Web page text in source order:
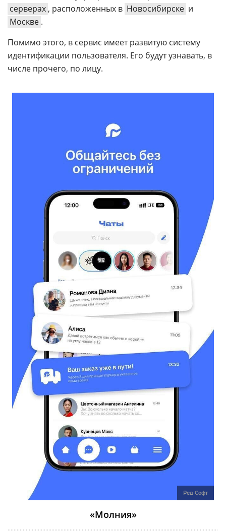
серверах , расположенных в Новосибирске и
Москве .
Помимо этого, в сервис имеет развитую систему
идентификации пользователя. Его будут узнавать, в
числе прочего, по лицу.
Ред Софт
«Молния»